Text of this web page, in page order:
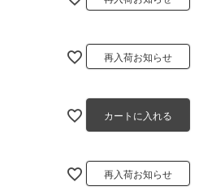
再入荷お知らせ
カートに入れる
再入荷お知らせ